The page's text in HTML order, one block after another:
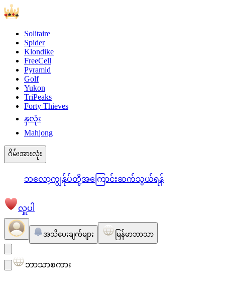
Solitaire
Spider
Klondike
FreeCell
Pyramid
Golf
Yukon
TriPeaks
Forty Thieves
နှလုံး
Mahjong
ဂိမ်းအားလုံး
ဘလော့ကျွန်ုပ်တို့အကြောင်းဆက်သွယ်ရန်
လှူပါ
အသိပေးချက်များ မြန်မာဘာသာ
ဘာသာစကား